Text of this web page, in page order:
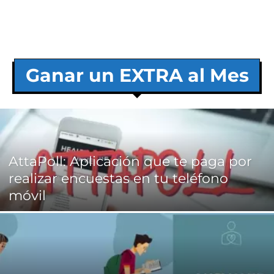
Ganar un EXTRA al Mes
AttaPoll: Aplicación que te paga por
realizar encuestas en tu teléfono
móvil